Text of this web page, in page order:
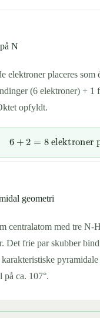
N
elektroner placeres
(6 elektroner) + 1
opfyldt.
6+2=8elektroner
geometri
centralatom med tre N-
Det frie par skubber
ca. 107°.